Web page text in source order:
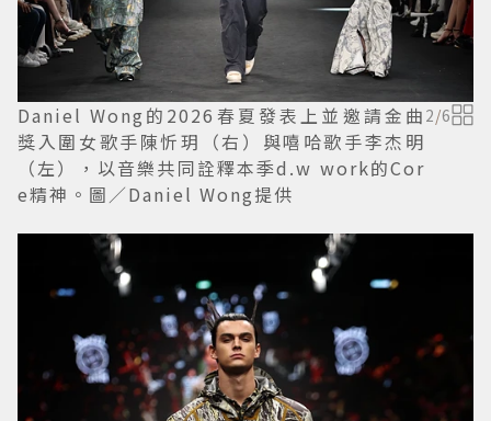
Daniel Wong的2026春夏發表上並邀請金曲
獎入圍女歌手陳忻玥（右）與嘻哈歌手李杰明
（左），以音樂共同詮釋本季d.w work的Cor
e精神。圖／Daniel Wong提供
2/6